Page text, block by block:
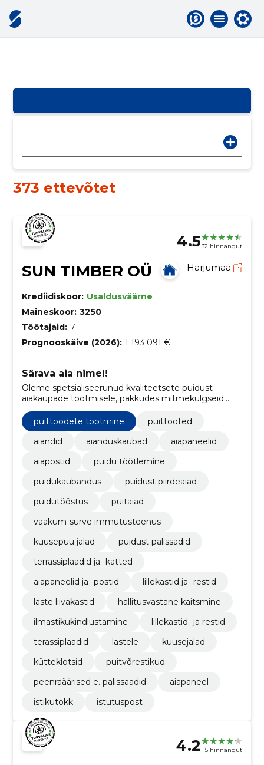
373 ettevõtet
4.532 hinnangut
SUN TIMBER OÜ Harjumaa
Krediidiskoor: Usaldusväärne
Maineskoor: 3250
Töötajaid: 7
Prognooskäive (2026): 1 193 091 €
Särava aia nimel!
Oleme spetsialiseerunud kvaliteetsete puidust
aiakaupade tootmisele, pakkudes mitmekülgseid
lahendusi alates palissadidest ja terrassiplaatidest kuni
lillekastide ja laste liivakastideni.
puittoodete tootmine
puittooted
aiandid
aianduskaubad
aiapaneelid
aiapostid
puidu töötlemine
puidukaubandus
puidust piirdeaiad
puidutööstus
puitaiad
vaakum-surve immutusteenus
kuusepuu jalad
puidust palissadid
terrassiplaadid ja -katted
aiapaneelid ja -postid
lillekastid ja -restid
laste liivakastid
hallitusvastane kaitsmine
ilmastikukindlustamine
lillekastid- ja restid
terassiplaadid
lastele
kuusejalad
kütteklotsid
puitvõrestikud
peenraäärised e. palissaadid
aiapaneel
istikutokk
istutuspost
4.2 5 hinnangut